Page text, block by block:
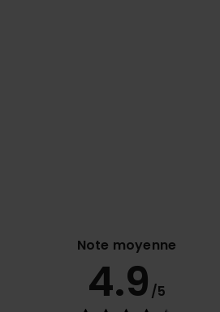
Note moyenne
4.9 /5